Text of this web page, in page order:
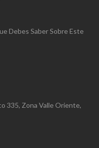
Debes Saber Sobre Este
335, Zona Valle Oriente,